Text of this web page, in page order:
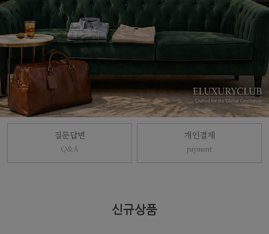
질문답변
Q&A
개인결제
payment
신규상품